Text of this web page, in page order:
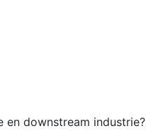
en downstream industrie?